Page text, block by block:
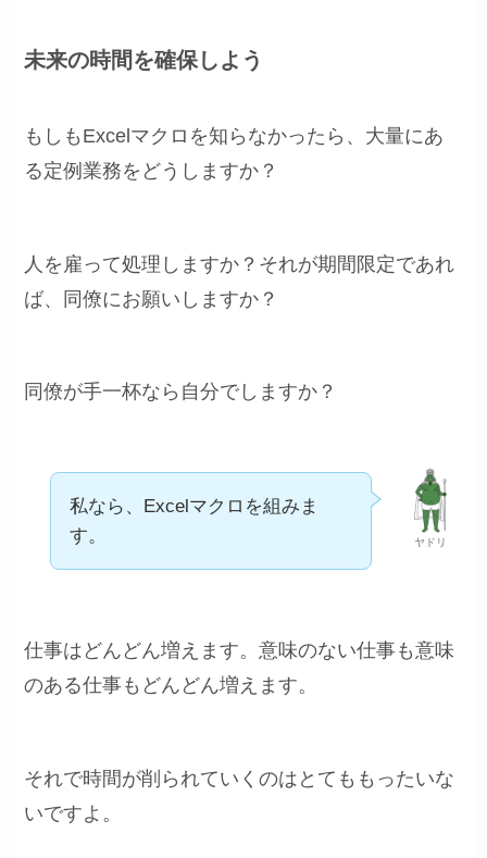
未来の時間を確保しよう
もしもExcelマクロを知らなかったら、大量にあ
る定例業務をどうしますか？
人を雇って処理しますか？それが期間限定であれ
ば、同僚にお願いしますか？
同僚が手一杯なら自分でしますか？
ヤドリ
私なら、Excelマクロを組みま
す。
仕事はどんどん増えます。意味のない仕事も意味
のある仕事もどんどん増えます。
それで時間が削られていくのはとてももったいな
いですよ。